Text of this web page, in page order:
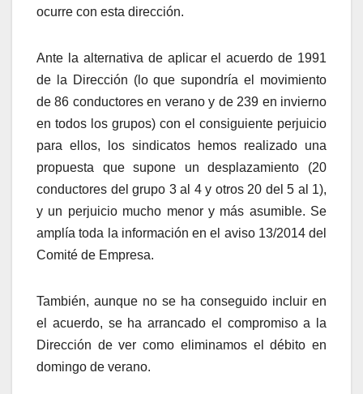
ocurre con esta dirección.
Ante la alternativa de aplicar el acuerdo de 1991
de la Dirección (lo que supondría el movimiento
de 86 conductores en verano y de 239 en invierno
en todos los grupos) con el consiguiente perjuicio
para ellos, los sindicatos hemos realizado una
propuesta que supone un desplazamiento (20
conductores del grupo 3 al 4 y otros 20 del 5 al 1),
y un perjuicio mucho menor y más asumible. Se
amplía toda la información en el aviso 13/2014 del
Comité de Empresa.
También, aunque no se ha conseguido incluir en
el acuerdo, se ha arrancado el compromiso a la
Dirección de ver como eliminamos el débito en
domingo de verano.